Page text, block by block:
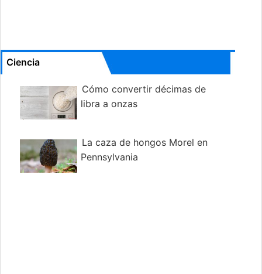
Ciencia
Cómo convertir décimas de
libra a onzas
La caza de hongos Morel en
Pennsylvania